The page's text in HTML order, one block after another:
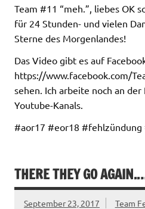
Team #11 “meh.”, liebes OK
für 24 Stunden- und vielen
Sterne des Morgenlandes!
Das Video gibt es auf
https://www.facebook.com/
sehen. Ich arbeite noch an
Youtube-Kanals.
#aor17 #eor18 #fehlzündung
THERE THEY GO
September 23, 2017
Team